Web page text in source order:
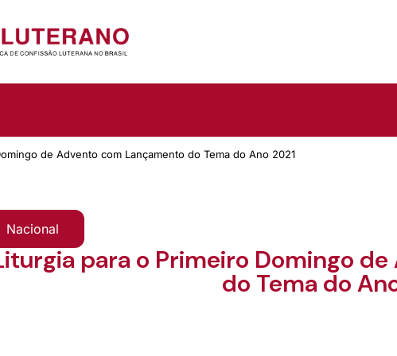
de Advento com Lançamento do Tema do Ano 2021
Nacional
para o Primeiro Domingo
do Tema do